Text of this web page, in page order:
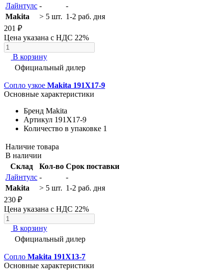
Лайнтулс -
-
Makita
> 5 шт. 1-2 раб. дня
201 ₽
Цена указана с НДС 22%
В корзину
Официальный дилер
Сопло узкое Makita 191X17-9
Основные характеристики
Бренд Makita
Артикул 191X17-9
Количество в упаковке 1
Наличие товара
В наличии
Склад
Кол-во Срок поставки
Лайнтулс -
-
Makita
> 5 шт. 1-2 раб. дня
230 ₽
Цена указана с НДС 22%
В корзину
Официальный дилер
Сопло Makita 191X13-7
Основные характеристики